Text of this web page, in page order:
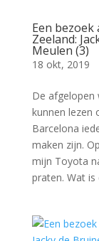
Een bezoek
Zeeland:
Meulen (3)
18 okt, 2019
De afgelopen
kunnen lezen
Barcelona
maken zijn.
mijn Toyota
praten. Wat is